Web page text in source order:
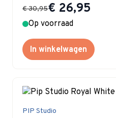
Special Price
€ 26,95
€ 30,95
Op voorraad
In winkelwagen
PIP Studio